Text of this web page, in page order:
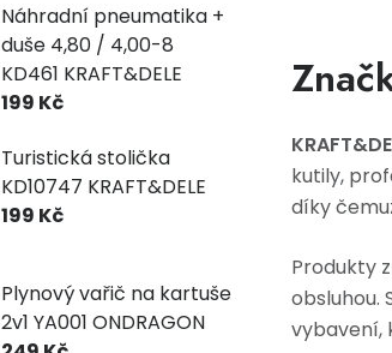
Náhradní pneumatika +
duše 4,80 / 4,00-8
KD461 KRAFT&DELE
199 Kč
Turistická stolička
KD10747 KRAFT&DELE
199 Kč
Plynový vařič na kartuše
2v1 YA001 ONDRAGON
kutily,
díky
Produkty
obsluhou.
vybavení,